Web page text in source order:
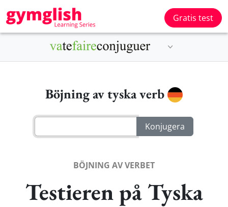
Gratis test
Böjning av tyska verb
BÖJNING AV VERBET
Testieren på Tyska